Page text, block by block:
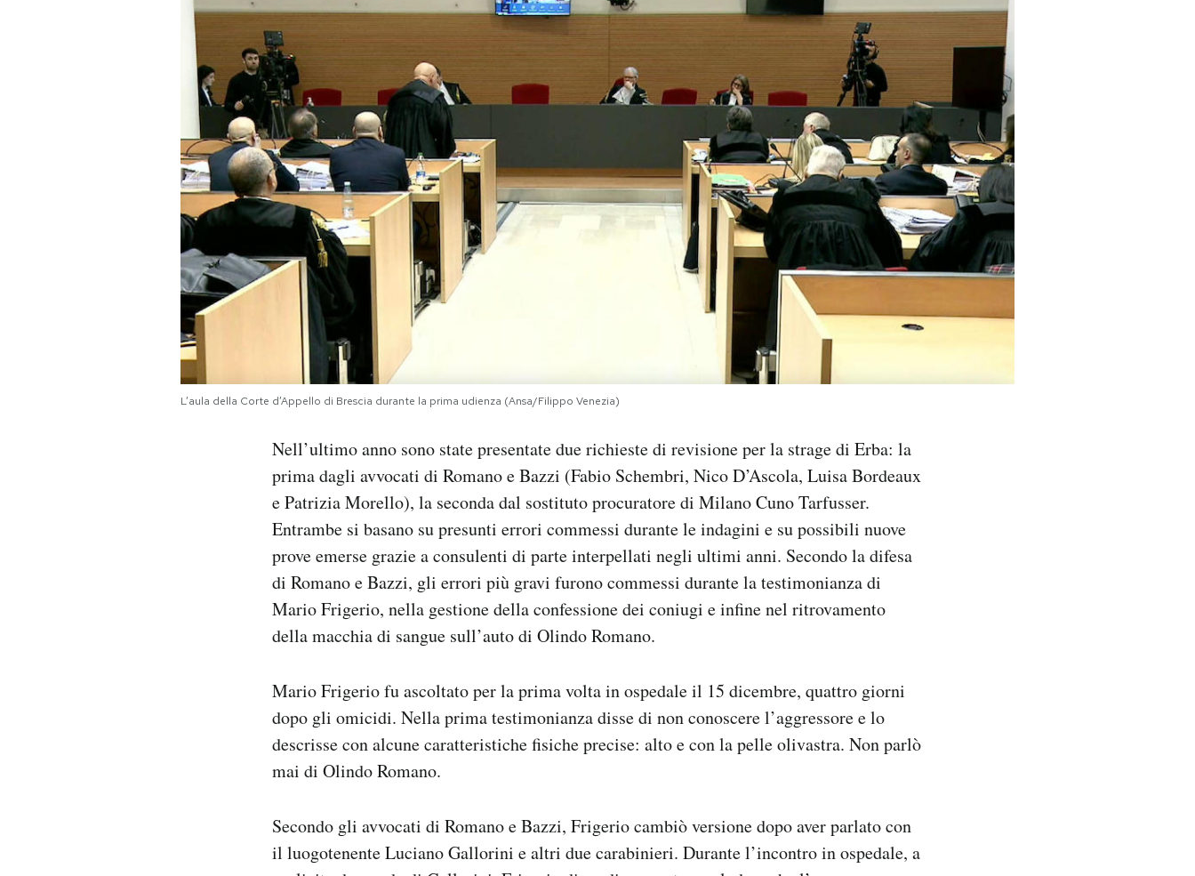
L’aula della Corte d’Appello di Brescia durante la prima udienza (Ansa/Filippo Venezia)
Nell’ultimo anno sono state presentate due richieste di revisione per la strage di Erba: la
prima dagli avvocati di Romano e Bazzi (Fabio Schembri, Nico D’Ascola, Luisa Bordeaux
e Patrizia Morello), la seconda dal sostituto procuratore di Milano Cuno Tarfusser.
Entrambe si basano su presunti errori commessi durante le indagini e su possibili nuove
prove emerse grazie a consulenti di parte interpellati negli ultimi anni. Secondo la difesa
di Romano e Bazzi, gli errori più gravi furono commessi durante la testimonianza di
Mario Frigerio, nella gestione della confessione dei coniugi e infine nel ritrovamento
della macchia di sangue sull’auto di Olindo Romano.
Mario Frigerio fu ascoltato per la prima volta in ospedale il 15 dicembre, quattro giorni
dopo gli omicidi. Nella prima testimonianza disse di non conoscere l’aggressore e lo
descrisse con alcune caratteristiche fisiche precise: alto e con la pelle olivastra. Non parlò
mai di Olindo Romano.
Secondo gli avvocati di Romano e Bazzi, Frigerio cambiò versione dopo aver parlato con
il luogotenente Luciano Gallorini e altri due carabinieri. Durante l’incontro in ospedale, a